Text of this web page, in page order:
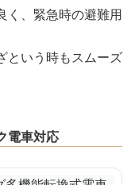
く、緊急時の避難用
という時もスムーズ
電車対応